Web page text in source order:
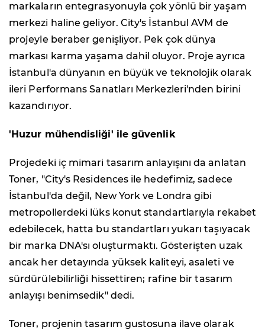
markaların entegrasyonuyla çok yönlü bir yaşam
merkezi haline geliyor. City's İstanbul AVM de
projeyle beraber genişliyor. Pek çok dünya
markası karma yaşama dahil oluyor. Proje ayrıca
İstanbul'a dünyanın en büyük ve teknolojik olarak
ileri Performans Sanatları Merkezleri'nden birini
kazandırıyor.
'Huzur mühendisliği' ile güvenlik
Projedeki iç mimari tasarım anlayışını da anlatan
Toner, "City's Residences ile hedefimiz, sadece
İstanbul'da değil, New York ve Londra gibi
metropollerdeki lüks konut standartlarıyla rekabet
edebilecek, hatta bu standartları yukarı taşıyacak
bir marka DNA'sı oluşturmaktı. Gösterişten uzak
ancak her detayında yüksek kaliteyi, asaleti ve
sürdürülebilirliği hissettiren; rafine bir tasarım
anlayışı benimsedik" dedi.
Toner, projenin tasarım gustosuna ilave olarak